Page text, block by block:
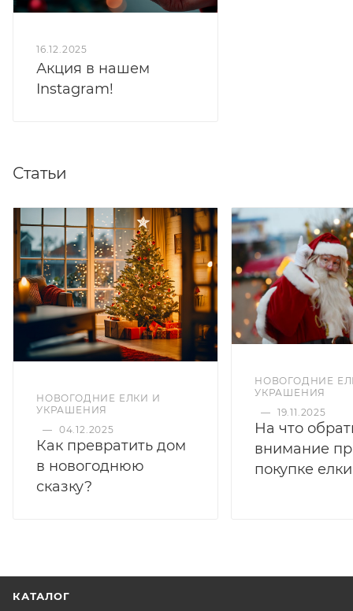
16.12.2025
Акция в нашем
Instagram!
Статьи
НОВОГОДНИЕ ЕЛКИ И
УКРАШЕНИЯ
— 04.12.2025
Как превратить дом
в новогоднюю
сказку?
НОВОГОДНИЕ
УКРАШЕНИЯ
— 19.11.2025
На что
внимание
покупке
КАТАЛОГ